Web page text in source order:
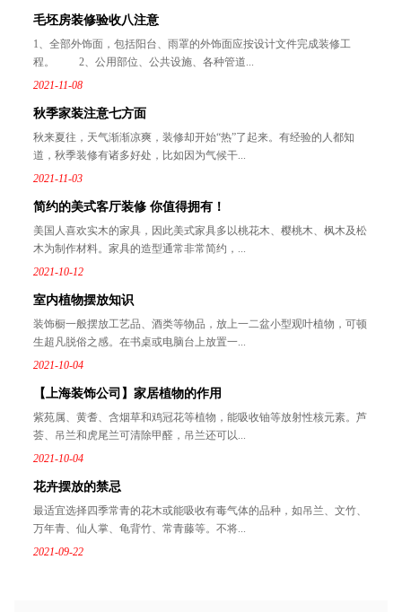
毛坯房装修验收八注意
1、全部外饰面，包括阳台、雨罩的外饰面应按设计文件完成装修工
程。 2、公用部位、公共设施、各种管道...
2021-11-08
秋季家装注意七方面
秋来夏往，天气渐渐凉爽，装修却开始“热”了起来。有经验的人都知
道，秋季装修有诸多好处，比如因为气候干...
2021-11-03
简约的美式客厅装修 你值得拥有！
美国人喜欢实木的家具，因此美式家具多以桃花木、樱桃木、枫木及松
木为制作材料。家具的造型通常非常简约，...
2021-10-12
室内植物摆放知识
装饰橱一般摆放工艺品、酒类等物品，放上一二盆小型观叶植物，可顿
生超凡脱俗之感。在书桌或电脑台上放置一...
2021-10-04
【上海装饰公司】家居植物的作用
紫苑属、黄耆、含烟草和鸡冠花等植物，能吸收铀等放射性核元素。芦
荟、吊兰和虎尾兰可清除甲醛，吊兰还可以...
2021-10-04
花卉摆放的禁忌
最适宜选择四季常青的花木或能吸收有毒气体的品种，如吊兰、文竹、
万年青、仙人掌、龟背竹、常青藤等。不将...
2021-09-22